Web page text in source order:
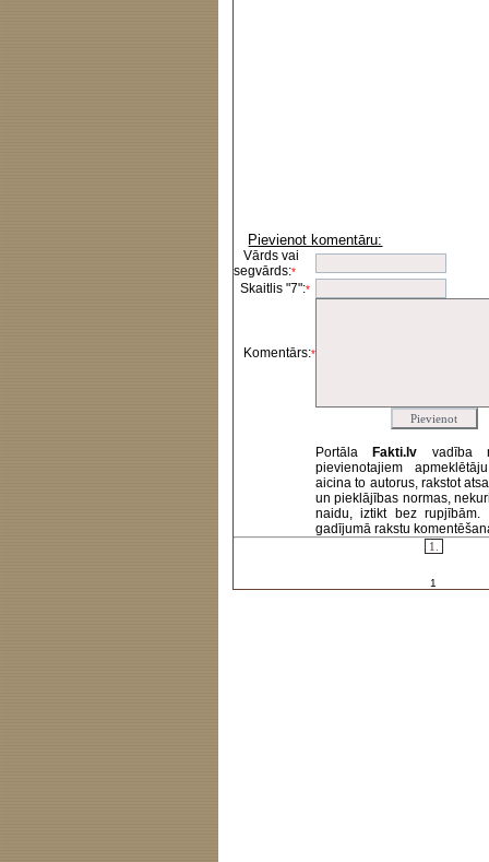
Pievienot komentāru:
Vārds vai
segvārds:*
Skaitlis "7":*
Komentārs:*
Portāla Fakti.lv vadība
pievienotajiem
aicina to autorus, rakstot
un pieklājības normas,
naidu, iztikt bez rupjībām.
gadījumā rakstu
1.
1